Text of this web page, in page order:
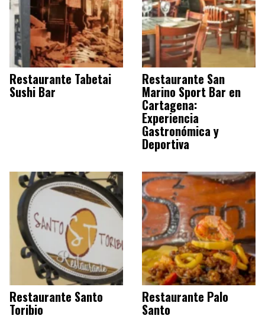
Restaurante Tabetai
Sushi Bar
Restaurante San
Marino Sport Bar en
Cartagena:
Experiencia
Gastronómica y
Deportiva
Restaurante Santo
Toribio
Restaurante Palo
Santo